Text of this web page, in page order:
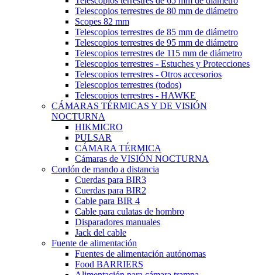
Telescopios terrestres de 80 mm de diámetro
Scopes 82 mm
Telescopios terrestres de 85 mm de diámetro
Telescopios terrestres de 95 mm de diámetro
Telescopios terrestres de 115 mm de diámetro
Telescopios terrestres - Estuches y Protecciones
Telescopios terrestres - Otros accesorios
Telescopios terrestres (todos)
Telescopios terrestres - HAWKE
CÁMARAS TÉRMICAS Y DE VISIÓN
NOCTURNA
HIKMICRO
PULSAR
CÁMARA TÉRMICA
Cámaras de VISIÓN NOCTURNA
Cordón de mando a distancia
Cuerdas para BIR3
Cuerdas para BIR2
Cable para BIR 4
Cable para culatas de hombro
Disparadores manuales
Jack del cable
Fuente de alimentación
Fuentes de alimentación autónomas
Food BARRIERS